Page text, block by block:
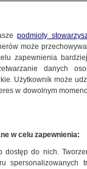
podmioty
może
zapewnienia
danych
Użytkownik może
w dowolnym
w celu zapewnienia:
dostęp do nich.
spersonalizowanych